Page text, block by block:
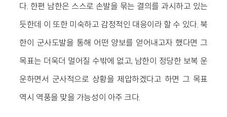
다. 한편 남한은 스스로 손발을 묶는 결의를 과시하고 있는
듯한데 이 또한 미숙하고 감정적인 대응이라 할 수 있다. 북
한이 군사도발을 통해 어떤 양보를 얻어내고자 했다면 그
목표는 더욱더 멀어질 수밖에 없고, 남한이 정당한 보복 운
운하면서 군사적으로 상황을 제압하겠다고 하면 그 목표
역시 역풍을 맞을 가능성이 아주 크다.